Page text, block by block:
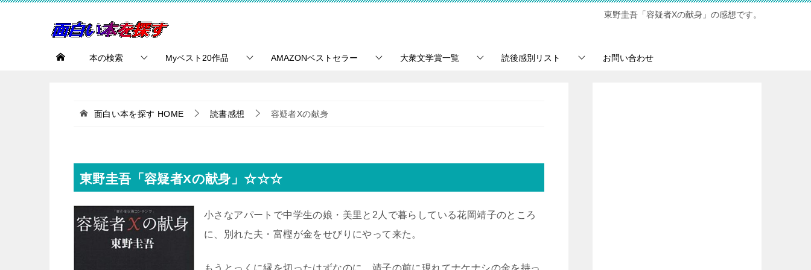
東野圭吾「容疑者Xの献身」の感想です。
本の検索 Myベスト20作品 AMAZONベストセラー 大衆文学賞一覧 読後感別リスト お問い合わせ
面白い本を探す HOME 読書感想 容疑者Xの献身
東野圭吾「容疑者Xの献身」☆☆☆
小さなアパートで中学生の娘・美里と2人で暮らしている花岡靖子のところ
に、別れた夫・富樫が金をせびりにやって来た。
もうとっくに縁を切ったはずなのに、靖子の前に現れてナケナシの金を持っ